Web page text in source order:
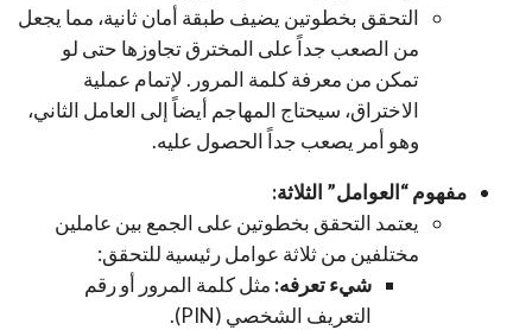
التحقق بخطوتين يضيف طبقة أمان ثانية، مما يجعل
من الصعب جداً على المخترق تجاوزها حتى لو
تمكن من معرفة كلمة المرور. لإتمام عملية
الاختراق، سيحتاج المهاجم أيضاً إلى العامل الثاني،
وهو أمر يصعب جداً الحصول عليه.
مفهوم “العوامل” الثلاثة:
يعتمد التحقق بخطوتين على الجمع بين عاملين
مختلفين من ثلاثة عوامل رئيسية للتحقق:
شيء تعرفه: مثل كلمة المرور أو رقم
التعريف الشخصي (PIN).